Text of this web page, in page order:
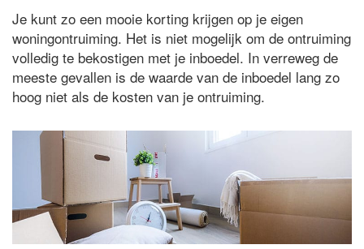
Je kunt zo een mooie korting krijgen op je eigen
woningontruiming. Het is niet mogelijk om de ontruiming
volledig te bekostigen met je inboedel. In verreweg de
meeste gevallen is de waarde van de inboedel lang zo
hoog niet als de kosten van je ontruiming.